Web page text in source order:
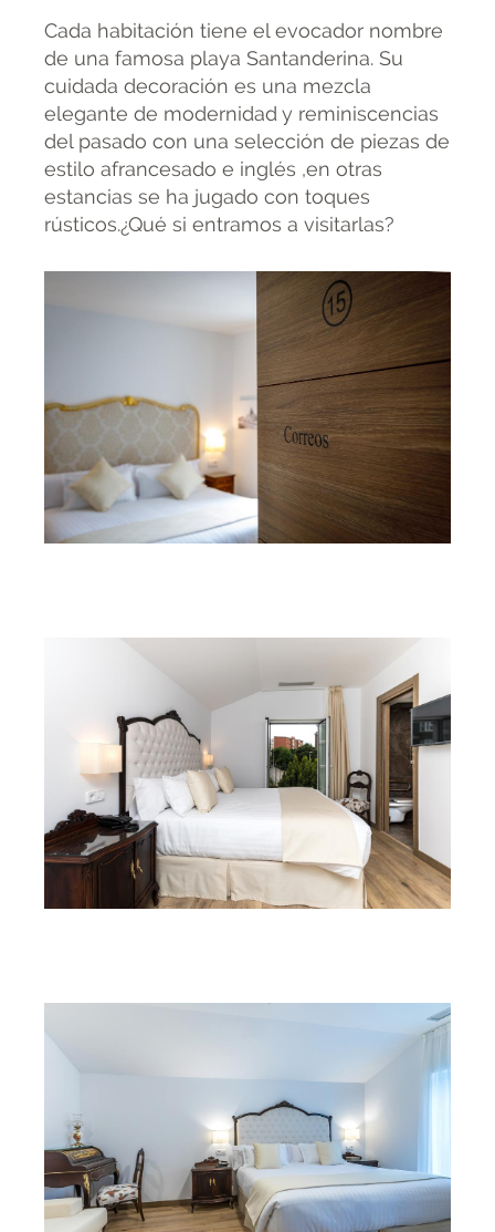
Cada habitación tiene el evocador nombre
de una famosa playa Santanderina. Su
cuidada decoración es una mezcla
elegante de modernidad y reminiscencias
del pasado con una selección de piezas de
estilo afrancesado e inglés ,en otras
estancias se ha jugado con toques
rústicos.¿Qué si entramos a visitarlas?